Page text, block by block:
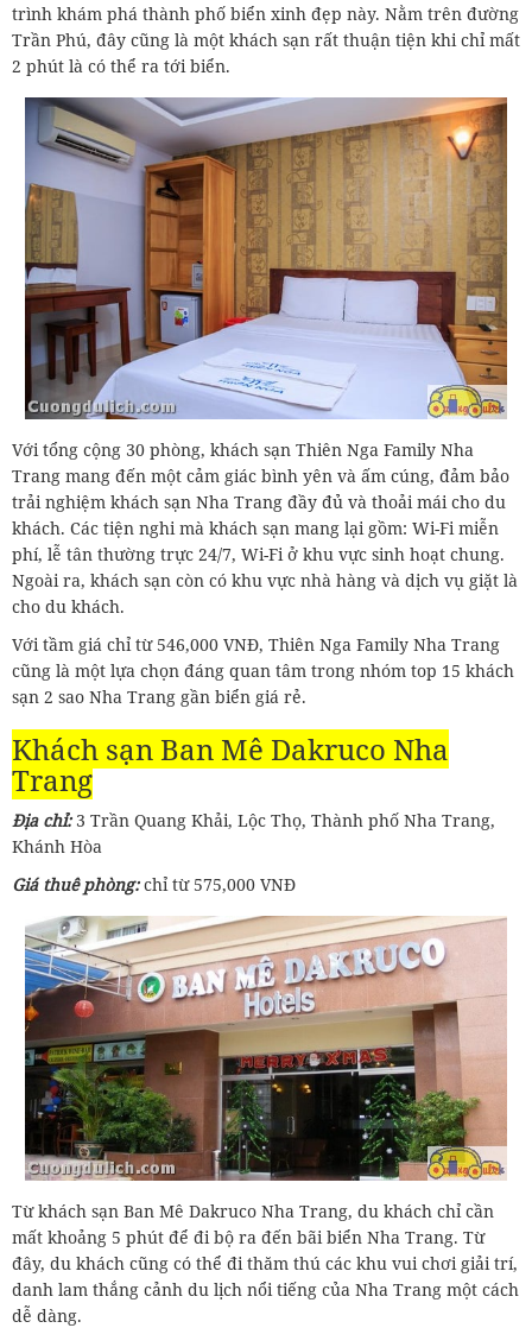
trình khám phá thành phố biển xinh đẹp này. Nằm trên đường
Trần Phú, đây cũng là một khách sạn rất thuận tiện khi chỉ mất
2 phút là có thể ra tới biển.
Với tổng cộng 30 phòng, khách sạn Thiên Nga Family Nha
Trang mang đến một cảm giác bình yên và ấm cúng, đảm bảo
trải nghiệm khách sạn Nha Trang đầy đủ và thoải mái cho du
khách. Các tiện nghi mà khách sạn mang lại gồm: Wi-Fi miễn
phí, lễ tân thường trực 24/7, Wi-Fi ở khu vực sinh hoạt chung.
Ngoài ra, khách sạn còn có khu vực nhà hàng và dịch vụ giặt là
cho du khách.
Với tầm giá chỉ từ 546,000 VNĐ, Thiên Nga Family Nha Trang
cũng là một lựa chọn đáng quan tâm trong nhóm top 15 khách
sạn 2 sao Nha Trang gần biển giá rẻ.
Khách sạn Ban Mê Dakruco Nha
Trang
Địa chỉ:3 Trần Quang Khải, Lộc Thọ, Thành phố Nha Trang,
Khánh Hòa
Giá thuê phòng:chỉ từ 575,000 VNĐ
Từ khách sạn Ban Mê Dakruco Nha Trang, du khách chỉ cần
mất khoảng 5 phút để đi bộ ra đến bãi biển Nha Trang. Từ
đây, du khách cũng có thể đi thăm thú các khu vui chơi giải trí,
danh lam thắng cảnh du lịch nổi tiếng của Nha Trang một cách
dễ dàng.